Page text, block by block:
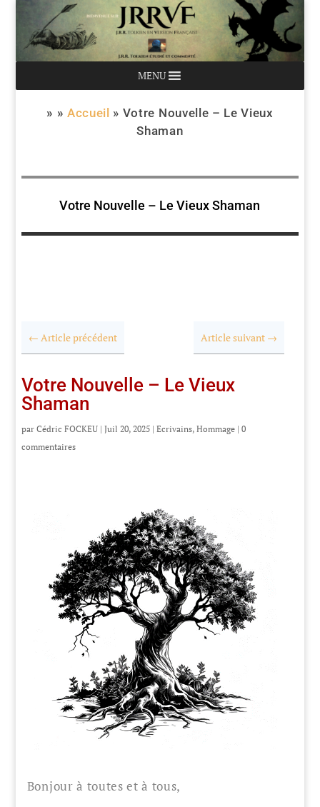
MENU
» » Accueil » Votre Nouvelle – Le Vieux
Shaman
Votre Nouvelle – Le Vieux Shaman
← Article précédent Article suivant→
Votre Nouvelle – Le Vieux
Shaman
parCédric FOCKEU |Juil 20, 2025 |Ecrivains,Hommage |0
commentaires
Bonjour à toutes et à tous,